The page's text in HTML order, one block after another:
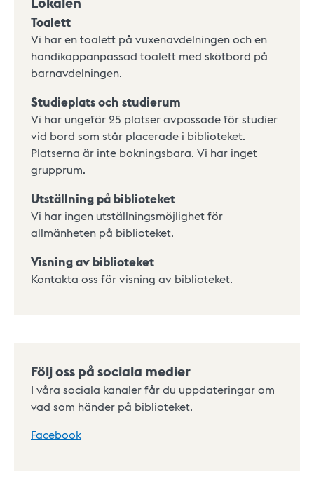
Toalett
Vi har en toalett på vuxenavdelningen och en
handikappanpassad toalett med skötbord på
barnavdelningen.
Studieplats och studierum
Vi har ungefär 25 platser avpassade för studier
vid bord som står placerade i biblioteket.
Platserna är inte bokningsbara. Vi har inget
grupprum.
Utställning på biblioteket
Vi har ingen utställningsmöjlighet för
allmänheten på biblioteket.
Visning av biblioteket
Kontakta oss för visning av biblioteket.
Följ oss på sociala medier
I våra sociala kanaler får du uppdateringar om
vad som händer på biblioteket.
Facebook